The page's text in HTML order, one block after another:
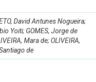
David Antunes Nogueira;
Yoiti; GOMES, Jorge de
Mara de; OLIVEIRA,
de